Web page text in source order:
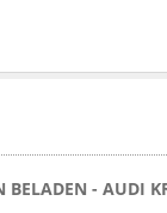
- AUDI